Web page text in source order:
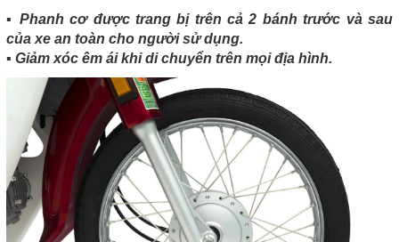
▪️ Phanh cơ được trang bị trên cả 2 bánh trước và sau
của xe an toàn cho người sử dụng.
▪️ Giảm xóc êm ái khi di chuyển trên mọi địa hình.